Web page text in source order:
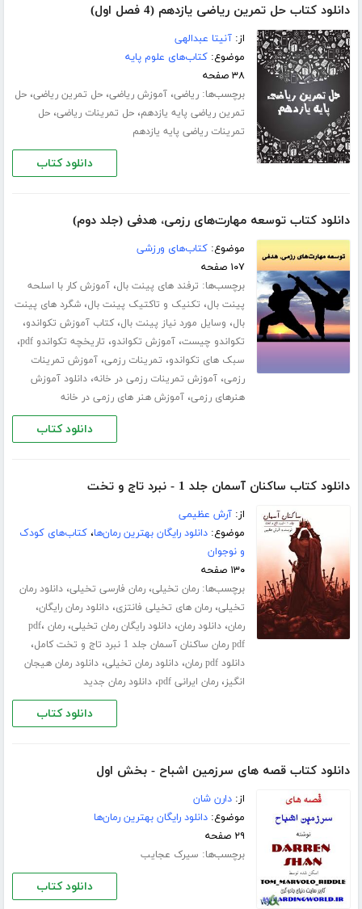
دانلود کتاب حل تمرین ریاضی یازدهم (4 فصل اول)
از:آنیتا عبدالهی
موضوع:کتاب‌های علوم پایه
۳۸ صفحه
برچسب‌ها:ریاضی،آموزش ریاضی،حل تمرین ریاضی،حل
تمرین ریاضی پایه یازدهم،حل تمرینات ریاضی،حل
تمرینات ریاضی پایه یازدهم
دانلود کتاب
دانلود کتاب توسعه مهارت‌های رزمی، هدفی (جلد دوم)
موضوع:کتاب‌های ورزشی
۱۰۷ صفحه
برچسب‌ها: ترفند های پینت بال،آموزش کار با اسلحه
پینت بال، تکنیک و تاکتیک پینت بال،شگرد های پینت
بال، وسایل مورد نیاز پینت بال،کتاب آموزش تکواندو،
تکواندو چیست،آموزش تکواندو، تاریخچه تکواندو pdf ،
سبک های تکواندو، تمرینات رزمی،آموزش تمرینات
رزمی،آموزش تمرینات رزمی در خانه،دانلود آموزش
هنرهای رزمی،آموزش هنر های رزمی در خانه
دانلود کتاب
دانلود کتاب ساکنان آسمان جلد 1 - نبرد تاج و تخت
از:آرش عظیمی
موضوع:دانلود رایگان بهترین رمان‌ها،کتاب‌های کودک
و نوجوان
۱۳۰ صفحه
برچسب‌ها:رمان تخیلی،رمان فارسی تخیلی،دانلود رمان
تخیلی،رمان های تخیلی فانتزی،دانلود رمان رایگان،
رمان،دانلود رمان،دانلود رایگان رمان تخیلی،رمان pdf ،
pdf رمان ساکنان آسمان جلد 1 نبرد تاج و تخت کامل ،
دانلود pdf رمان ،دانلود رمان تخیلی،دانلود رمان هیجان
انگیز،رمان ایرانی pdf ،دانلود رمان جدید
دانلود کتاب
دانلود کتاب قصه های سرزمین اشباح - بخش اول
از:دارن شان
موضوع:دانلود رایگان بهترین رمان‌ها
۲۹ صفحه
برچسب‌ها: سیرک عجایب
دانلود کتاب